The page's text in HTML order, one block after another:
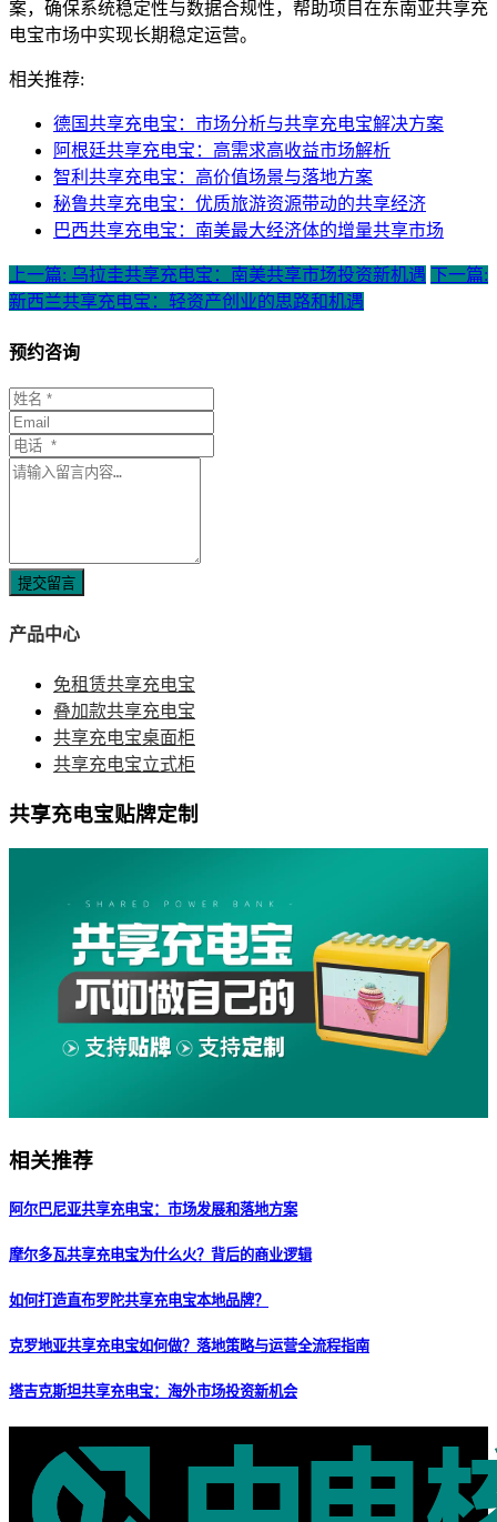
案，确保系统稳定性与数据合规性，帮助项目在东南亚共享充
电宝市场中实现长期稳定运营。
相关推荐:
德国共享充电宝：市场分析与共享充电宝解决方案
阿根廷共享充电宝：高需求高收益市场解析
智利共享充电宝：高价值场景与落地方案
秘鲁共享充电宝：优质旅游资源带动的共享经济
巴西共享充电宝：南美最大经济体的增量共享市场
上一篇: 乌拉圭共享充电宝：南美共享市场投资新机遇 下一篇:
新西兰共享充电宝：轻资产创业的思路和机遇
预约咨询
提交留言
产品中心
免租赁共享充电宝
叠加款共享充电宝
共享充电宝桌面柜
共享充电宝立式柜
共享充电宝贴牌定制
相关推荐
阿尔巴尼亚共享充电宝：市场发展和落地方案
摩尔多瓦共享充电宝为什么火？背后的商业逻辑
如何打造直布罗陀共享充电宝本地品牌？
克罗地亚共享充电宝如何做？落地策略与运营全流程指南
塔吉克斯坦共享充电宝：海外市场投资新机会